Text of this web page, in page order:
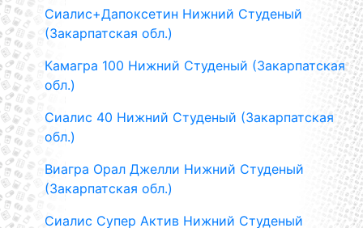
Сиалис+Дапоксетин Нижний Студеный
(Закарпатская обл.)
Камагра 100 Нижний Студеный (Закарпатская
обл.)
Сиалис 40 Нижний Студеный (Закарпатская
обл.)
Виагра Орал Джелли Нижний Студеный
(Закарпатская обл.)
Сиалис Супер Актив Нижний Студеный